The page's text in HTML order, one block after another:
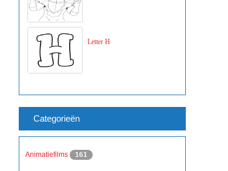
Letter H
Categorieën
Animatiefilms 161